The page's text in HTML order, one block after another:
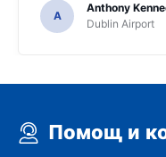
A
Anthony
Dublin Airport
Помощ и